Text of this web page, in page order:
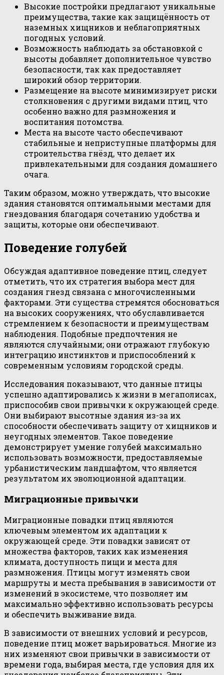
Высокие постройки предлагают уникальные
преимущества, такие как защищённость от
наземных хищников и неблагоприятных
погодных условий.
Возможность наблюдать за обстановкой с
высоты добавляет дополнительное чувство
безопасности, так как предоставляет
широкий обзор территории.
Размещение на высоте минимизирует риски
столкновения с другими видами птиц, что
особенно важно для размножения и
воспитания потомства.
Места на высоте часто обеспечивают
стабильные и неприступные платформы для
строительства гнёзд, что делает их
привлекательными для создания домашнего
очага.
Таким образом, можно утверждать, что высокие
здания становятся оптимальными местами для
гнездования благодаря сочетанию удобства и
защиты, которые они обеспечивают.
Поведение голубей
Обсуждая адаптивное поведение птиц, следует
отметить, что их стратегия выбора мест для
создания гнезд связана с многочисленными
факторами. Эти существа стремятся обосноваться
на высоких сооружениях, что обуславливается
стремлением к безопасности и преимуществам
наблюдения. Подобные предпочтения не
являются случайными; они отражают глубокую
интеграцию инстинктов и приспособлений к
современным условиям городской среды.
Исследования показывают, что данные птицы
успешно адаптировались к жизни в мегаполисах,
приспособив свои привычки к окружающей среде.
Они выбирают высотные здания из-за их
способности обеспечивать защиту от хищников и
неугодных элементов. Такое поведение
демонстрирует умение голубей максимально
использовать возможности, предоставляемые
урбанистическим ландшафтом, что является
результатом их эволюционной адаптации.
Миграционные привычки
Миграционные повадки птиц являются
ключевым элементом их адаптации к
окружающей среде. Эти повадки зависят от
множества факторов, таких как изменения
климата, доступность пищи и места для
размножения. Птицы могут изменять свои
маршруты и места пребывания в зависимости от
изменений в экосистеме, что позволяет им
максимально эффективно использовать ресурсы
и обеспечить выживание вида.
В зависимости от внешних условий и ресурсов,
поведение птиц может варьироваться. Многие из
них изменяют свои привычки в зависимости от
времени года, выбирая места, где условия для их